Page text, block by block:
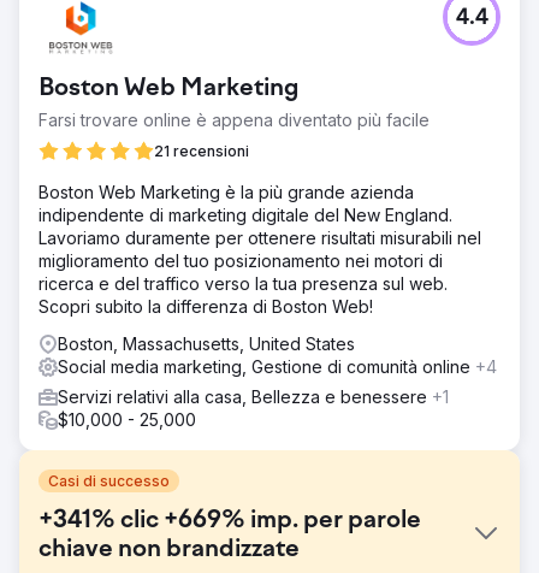
Boston Web Marketing
Farsi trovare online è appena diventato più facile
21 recensioni
4.4
Boston Web Marketing è la più grande azienda
indipendente di marketing digitale del New England.
Lavoriamo duramente per ottenere risultati misurabili nel
miglioramento del tuo posizionamento nei motori di
ricerca e del traffico verso la tua presenza sul web.
Scopri subito la differenza di Boston Web!
Boston, Massachusetts, United States
Social media marketing, Gestione di comunità online +4
Servizi relativi alla casa, Bellezza e benessere +1
$10,000 - 25,000
Casi di successo
+341% clic +669% imp. per parole
chiave non brandizzate